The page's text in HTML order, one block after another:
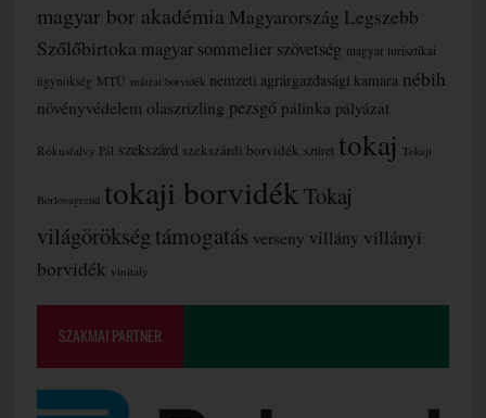
magyar bor akadémia Magyarország Legszebb
Szőlőbirtoka magyar sommelier szövetség magyar turisztikai
ügynökség MTÜ mátrai borvidék nemzeti agrárgazdasági kamara nébih
növényvédelem olaszrizling pezsgő pálinka pályázat
Rókusfalvy Pál szekszárd szekszárdi borvidék szüret tokaj Tokaji
Borlovagrend tokaji borvidékTokaj
világörökségtámogatás verseny villány villányi
borvidék vinitaly
SZAKMAI PARTNER